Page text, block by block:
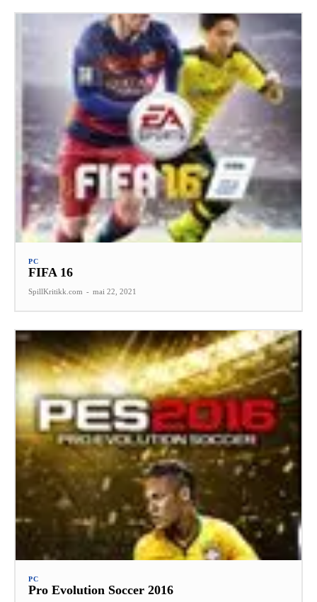
PC
FIFA 16
SpillKritikk.com - mai 22, 2021
PC
Pro Evolution Soccer 2016